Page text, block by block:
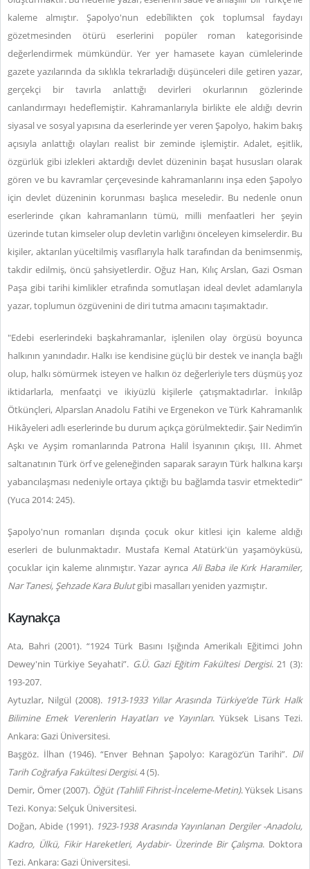
kaleme almıştır. Şapolyo'nun edebîlikten çok toplumsal faydayı
gözetmesinden ötürü eserlerini popüler roman kategorisinde
değerlendirmek mümkündür. Yer yer hamasete kayan cümlelerinde
gazete yazılarında da sıklıkla tekrarladığı düşünceleri dile getiren yazar,
gerçekçi bir tavırla anlattığı devirleri okurlarının gözlerinde
canlandırmayı hedeflemiştir. Kahramanlarıyla birlikte ele aldığı devrin
siyasal ve sosyal yapısına da eserlerinde yer veren Şapolyo, hakim bakış
açısıyla anlattığı olayları realist bir zeminde işlemiştir. Adalet, eşitlik,
özgürlük gibi izlekleri aktardığı devlet düzeninin başat hususları olarak
gören ve bu kavramlar çerçevesinde kahramanlarını inşa eden Şapolyo
için devlet düzeninin korunması başlıca meseledir. Bu nedenle onun
eserlerinde çıkan kahramanların tümü, milli menfaatleri her şeyin
üzerinde tutan kimseler olup devletin varlığını önceleyen kimselerdir. Bu
kişiler, aktarılan yüceltilmiş vasıflarıyla halk tarafından da benimsenmiş,
takdir edilmiş, öncü şahsiyetlerdir. Oğuz Han, Kılıç Arslan, Gazi Osman
Paşa gibi tarihi kimlikler etrafında somutlaşan ideal devlet adamlarıyla
yazar, toplumun özgüvenini de diri tutma amacını taşımaktadır.
"Edebi eserlerindeki başkahramanlar, işlenilen olay örgüsü boyunca
halkının yanındadır. Halkı ise kendisine güçlü bir destek ve inançla bağlı
olup, halkı sömürmek isteyen ve halkın öz değerleriyle ters düşmüş yoz
iktidarlarla, menfaatçi ve ikiyüzlü kişilerle çatışmaktadırlar. İnkılâp
Ötkünçleri, Alparslan Anadolu Fatihi ve Ergenekon ve Türk Kahramanlık
Hikâyeleri adlı eserlerinde bu durum açıkça görülmektedir. Şair Nedim’in
Aşkı ve Ayşim romanlarında Patrona Halil İsyanının çıkışı, III. Ahmet
saltanatının Türk örf ve geleneğinden saparak sarayın Türk halkına karşı
yabancılaşması nedeniyle ortaya çıktığı bu bağlamda tasvir etmektedir"
(Yuca 2014: 245).
Şapolyo'nun romanları dışında çocuk okur kitlesi için kaleme aldığı
eserleri de bulunmaktadır. Mustafa Kemal Atatürk'ün yaşamöyküsü,
çocuklar için kaleme alınmıştır. Yazar ayrıca Ali Baba ile Kırk Haramiler,
Nar Tanesi, Şehzade Kara Bulutgibi masalları yeniden yazmıştır.
Kaynakça
Ata, Bahri (2001). “1924 Türk Basını Işığında Amerikalı Eğitimci John
Dewey'nin Türkiye Seyahati”. G.Ü. Gazi Eğitim Fakültesi Dergisi. 21 (3):
193-207.
Aytuzlar, Nilgül (2008). 1913-1933 Yıllar Arasında Türkiye’de Türk Halk
Bilimine Emek Verenlerin Hayatları ve Yayınları. Yüksek Lisans Tezi.
Ankara: Gazi Üniversitesi.
Başgöz. İlhan (1946). “Enver Behnan Şapolyo: Karagöz’ün Tarihi”. Dil
Tarih Coğrafya Fakültesi Dergisi. 4 (5).
Demir, Ömer (2007). Öğüt (Tahlilî Fihrist-İnceleme-Metin). Yüksek Lisans
Tezi. Konya: Selçuk Üniversitesi.
Doğan, Abide (1991). 1923-1938 Arasında Yayınlanan Dergiler -Anadolu,
Kadro, Ülkü, Fikir Hareketleri, Aydabir- Üzerinde Bir Çalışma. Doktora
Tezi. Ankara: Gazi Üniversitesi.